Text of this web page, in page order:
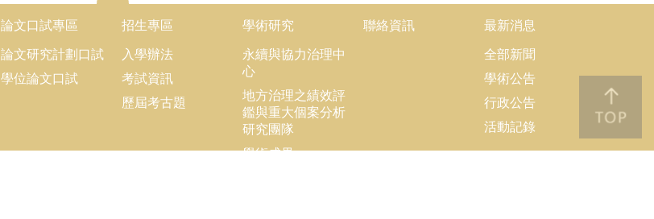
論文口試專區
論文研究計劃口試
學位論文口試
招生專區
入學辦法
考試資訊
歷屆考古題
學術研究
永續與協力治理中
心
地方治理之績效評
鑑與重大個案分析
研究團隊
學術成果
聯絡資訊 最新消息
全部新聞
學術公告
行政公告
活動記錄